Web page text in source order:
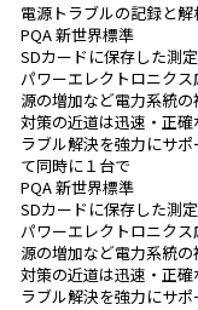
電源トラブルの記録と
PQA 新世界標準
SDカードに保存した測
パワーエレクトロニク
源の増加など電力系統の
対策の近道は迅速・正
ラブル解決を強力にサ
て同時に１台で
PQA 新世界標準
SDカードに保存した測
パワーエレクトロニク
源の増加など電力系統の
対策の近道は迅速・正
ラブル解決を強力にサポ